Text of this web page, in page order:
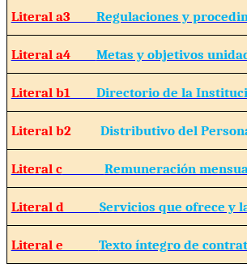
Literal a3 Regulaciones y
Literal a4 Metas y objetivos
Literal b1 Directorio de la
Literal b2 Distributivo del
Literal c Remuneración
Literal d Servicios que ofrece y
Literal e Texto íntegro de